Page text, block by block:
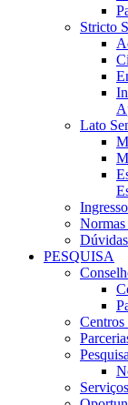
Stricto
Lato
Normas
PESQUISA
Serviços